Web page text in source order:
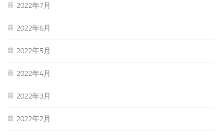
2022年7月
2022年6月
2022年5月
2022年4月
2022年3月
2022年2月